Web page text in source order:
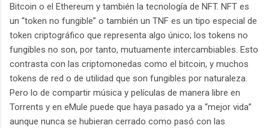
Bitcoin o el Ethereum y también la tecnología de NFT. NFT es
un “token no fungible” o también un TNF es un tipo especial de
token criptográfico que representa algo único; los tokens no
fungibles no son, por tanto, mutuamente intercambiables. Esto
contrasta con las criptomonedas como el bitcoin, y muchos
tokens de red o de utilidad que son fungibles por naturaleza.
Pero lo de compartir música y películas de manera libre en
Torrents y en eMule puede que haya pasado ya a “mejor vida”
aunque nunca se hubieran cerrado como pasó con las